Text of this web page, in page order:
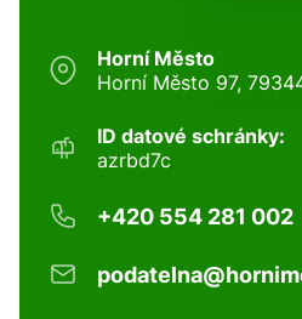
Horní Město
Horní Město 97,
ID datové schránky:
azrbd7c
+420 554 281 002